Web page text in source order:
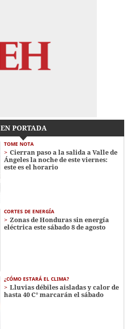
EN PORTADA
TOME NOTA
Cierran paso a la salida a Valle de
Ángeles la noche de este viernes:
este es el horario
CORTES DE ENERGÍA
Zonas de Honduras sin energía
eléctrica este sábado 8 de agosto
¿CÓMO ESTARÁ EL CLIMA?
Lluvias débiles aisladas y calor de
hasta 40 C° marcarán el sábado